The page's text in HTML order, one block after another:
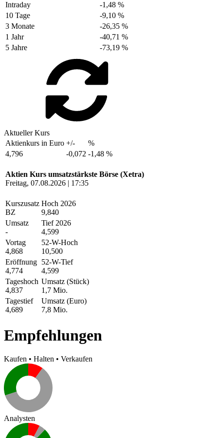
Intraday
-1,48 %
10 Tage
-9,10 %
3 Monate
-26,35 %
1 Jahr
-40,71 %
5 Jahre
-73,19 %
Aktueller Kurs
Aktienkurs in Euro +/-
%
4,796
-0,072 -1,48 %
Aktien Kurs umsatzstärkste Börse (Xetra)
Freitag, 07.08.2026 | 17:35
Kurszusatz
BZ
Hoch 2026
9,840
Umsatz
-
Tief 2026
4,599
Vortag
4,868
52-W-Hoch
10,500
Eröffnung
4,774
52-W-Tief
4,599
Tageshoch
4,837
Umsatz (Stück)
1,7 Mio.
Tagestief
4,689
Umsatz (Euro)
7,8 Mio.
Empfehlungen
Kaufen • Halten • Verkaufen
Analysten